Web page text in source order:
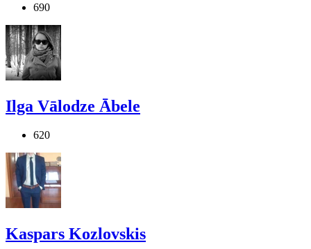
690
Ilga Vālodze Ābele
620
Kaspars Kozlovskis